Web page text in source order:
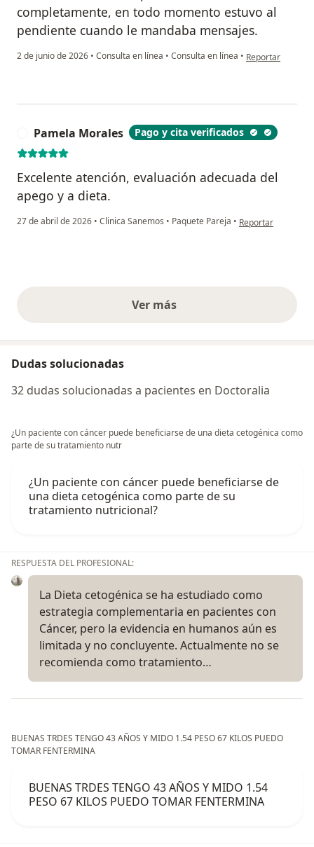
completamente, en todo momento estuvo al
pendiente cuando le mandaba mensajes.
2 de junio de 2026 • Consulta en línea • Consulta en línea • en opinión del
Reportar
Pamela Morales Pago y cita verificados
Excelente atención, evaluación adecuada del
apego y a dieta.
27 de abril de 2026 • Clinica Sanemos • Paquete Pareja • en opinión del
Reportar
Ver másopiniones anteriores
Dudas solucionadas
32 dudas solucionadas a pacientes en Doctoralia
¿Un paciente con cáncer puede beneficiarse de una dieta cetogénica como
parte de su tratamiento nutr
¿Un paciente con cáncer puede beneficiarse de
una dieta cetogénica como parte de su
tratamiento nutricional?
RESPUESTA DEL PROFESIONAL:
La Dieta cetogénica se ha estudiado como
estrategia complementaria en pacientes con
Cáncer, pero la evidencia en humanos aún es
limitada y no concluyente. Actualmente no se
recomienda como tratamiento…
BUENAS TRDES TENGO 43 AÑOS Y MIDO 1.54 PESO 67 KILOS PUEDO
TOMAR FENTERMINA
BUENAS TRDES TENGO 43 AÑOS Y MIDO 1.54
PESO 67 KILOS PUEDO TOMAR FENTERMINA